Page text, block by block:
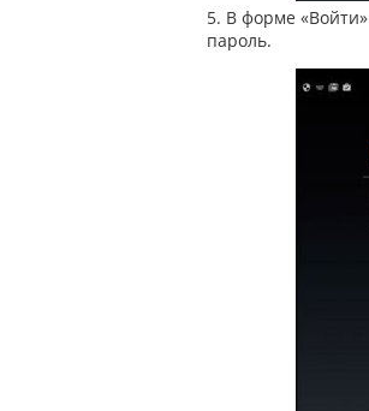
5. В форме
пароль.